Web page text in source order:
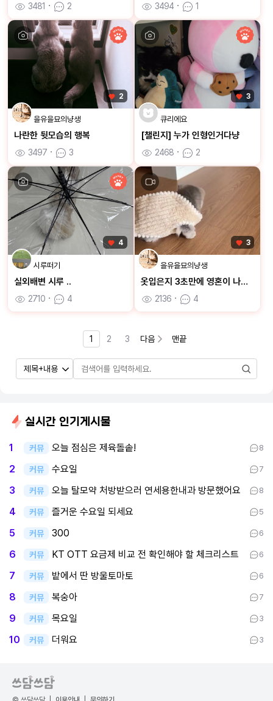
3481 ㆍ 2 3494 ㆍ 1
2
을유을묘의냥생
나란한 뒷모습의 행복
3497 ㆍ 3
3
큐리에요
[챌린지] 누가 인형인거다냥
2468 ㆍ 2
4
시루떠기
실외배변 시루 ..
2710 ㆍ 4
3
을유을묘의냥생
옷입은지 3초만에 영혼이 나가버린 을묘
2136 ㆍ 4
1 2 3 다음 맨끝
실시간 인기게시물
1 커뮤 오늘 점심은 제육돌솥! 8
2 커뮤 수요일 7
3 커뮤 오늘 탈모약 처방받으러 연세용한내과 방문했어요 8
4 커뮤 즐거운 수요일 되세요 5
5 커뮤 300 6
6 커뮤 KT OTT 요금제 비교 전 확인해야 할 체크리스트 6
7 커뮤 밭에서 딴 방울토마토 6
8 커뮤 복숭아 7
9 커뮤 목요일 3
10 커뮤 더워요 3